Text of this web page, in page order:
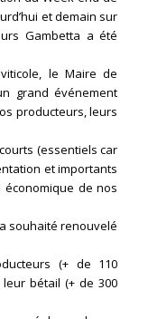
et demain sur
Gambetta a été
le Maire de
grand événement
producteurs, leurs
(essentiels car
et importants
de nos
souhaité renouvelé
(+ de 110
bétail (+ de 300